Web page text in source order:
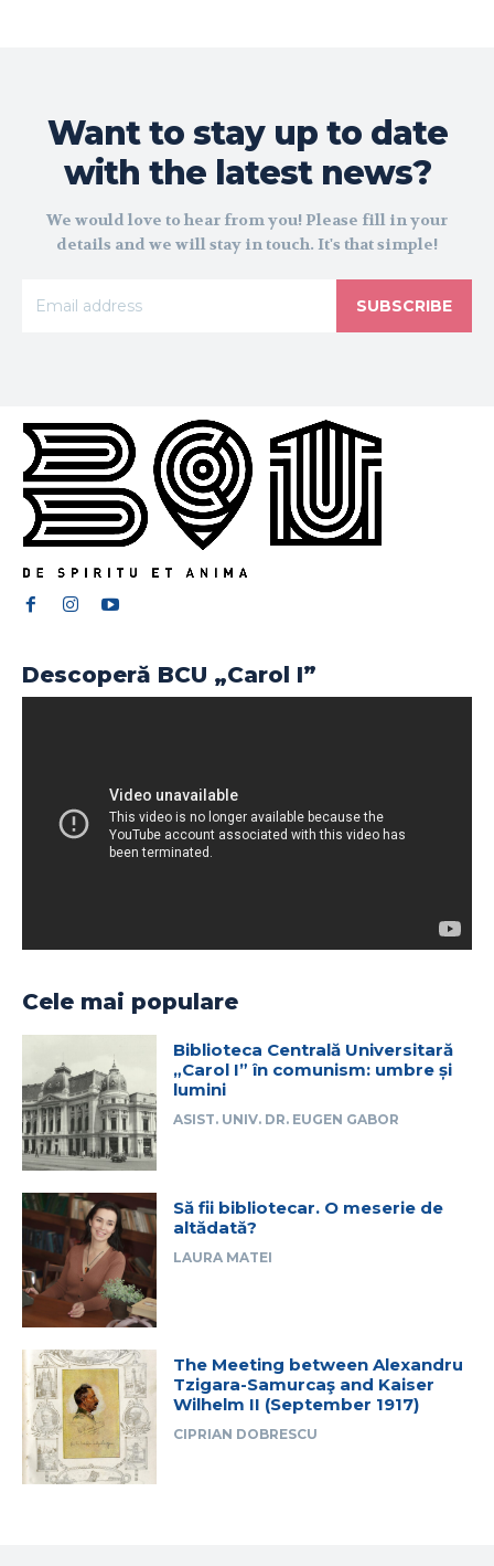
Want to stay up to date
with the latest news?
We would love to hear from you! Please fill in your
details and we will stay in touch. It's that simple!
SUBSCRIBE
Descoperă BCU „Carol I”
Cele mai populare
Biblioteca Centrală Universitară
„Carol I” în comunism: umbre și
lumini
ASIST. UNIV. DR. EUGEN GABOR
Să fii bibliotecar. O meserie de
altădată?
LAURA MATEI
The Meeting between Alexandru
Tzigara-Samurcaş and Kaiser
Wilhelm II (September 1917)
CIPRIAN DOBRESCU